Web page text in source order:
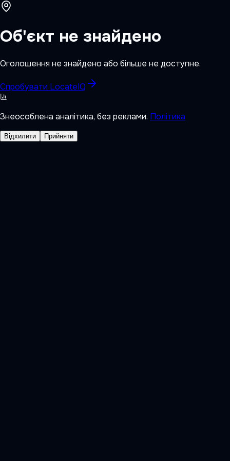
Об'єкт не знайдено
Оголошення не знайдено або більше не доступне.
Спробувати LocateIQ
Знеособлена аналітика, без реклами. Політика
Відхилити Прийняти